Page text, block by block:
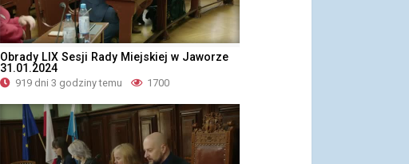
Obrady LIX Sesji Rady Miejskiej w Jaworze
31.01.2024
919 dni 3 godziny temu 1700